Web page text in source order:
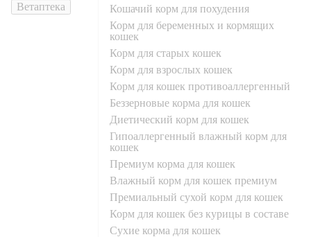
Ветаптека
кошачий корм для похудения
корм для беременных и кормящих
кошек
корм для старых кошек
корм для взрослых кошек
корм для кошек противоаллергенный
беззерновые корма для кошек
диетический корм для кошек
гипоаллергенный влажный корм для
кошек
премиум корма для кошек
влажный корм для кошек премиум
премиальный сухой корм для кошек
корм для кошек без курицы в составе
сухие корма для кошек